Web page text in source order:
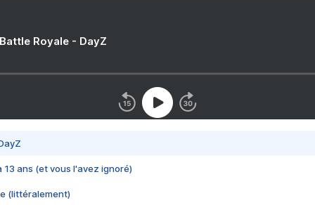
Royale - DayZ
13 ans (et vous l'avez ignoré)
(littéralement)